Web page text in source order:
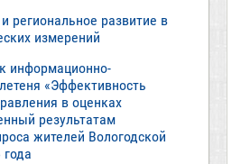
региональное развитие в
измерений
информационно-
«Эффективность
в оценках
результатам
жителей Вологодской